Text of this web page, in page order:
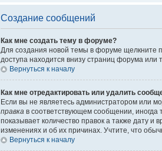
Создание сообщений
Как мне создать тему в форуме?
Для создания новой темы в форуме щелкните
доступа находится внизу страниц форума
Вернуться к началу
Как мне отредактировать или удалить
Если вы не являетесь администратором или
правка в соответствующем сообщении, иногда
показывает количество правок а также дату
изменениях и об их причинах. Учтите, что
Вернуться к началу